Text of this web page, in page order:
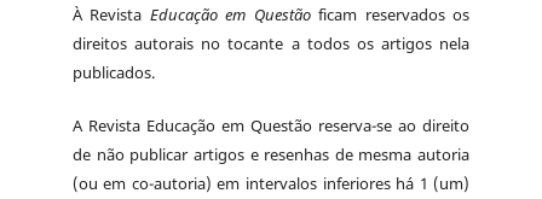
À Revista Educação em Questãoficam reservados os
direitos autorais no tocante a todos os artigos nela
publicados.
A Revista Educação em Questão reserva-se ao direito
de não publicar artigos e resenhas de mesma autoria
(ou em co-autoria) em intervalos inferiores há 1 (um)